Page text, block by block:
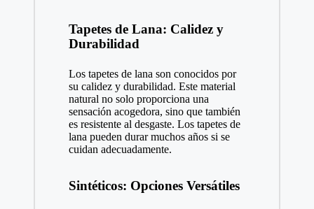
Tapetes de Lana: Calidez y
Durabilidad
Los tapetes de lana son conocidos por
su calidez y durabilidad. Este material
natural no solo proporciona una
sensación acogedora, sino que también
es resistente al desgaste. Los tapetes de
lana pueden durar muchos años si se
cuidan adecuadamente.
Sintéticos: Opciones Versátiles